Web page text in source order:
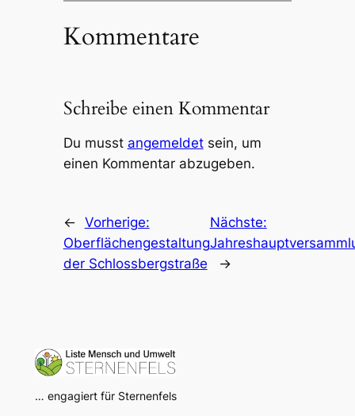
Kommentare
Schreibe einen Kommentar
Du musst angemeldetsein, um
einen Kommentar abzugeben.
← Vorherige:
Oberflächengestaltung
der Schlossbergstraße
Nächste:
→
… engagiert für Sternenfels